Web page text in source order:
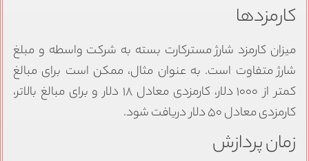
کارمزدها
میزان کارمزد شارژ مسترکارت بسته به شرکت واسطه و مبلغ
شارژ متفاوت است. به عنوان مثال، ممکن است برای مبالغ
کمتر از ۱۰۰۰ دلار، کارمزدی معادل ۱۸ دلار و برای مبالغ بالاتر،
کارمزدی معادل ۵۰ دلار دریافت شود.
زمان پردازش